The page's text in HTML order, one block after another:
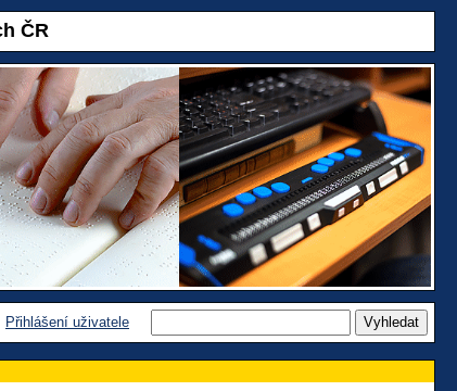
ČR
Přihlášení uživatele